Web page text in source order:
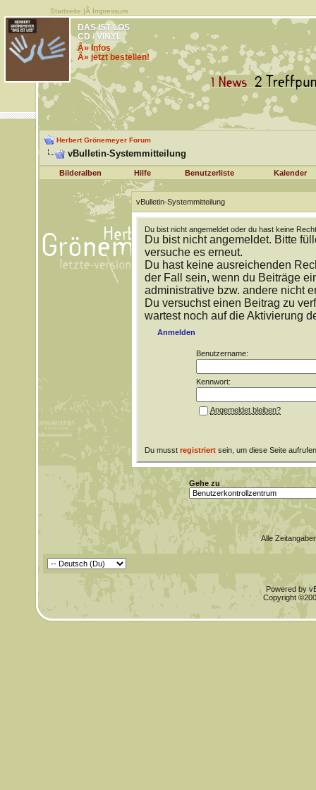
Startseite |Â Impressum
DAS IST LOS
CD / VINYL
Â» Infos
Â» jetzt bestellen!
Herbert Grönemeyer Forum
vBulletin-Systemmitteilung
Bilderalben Hilfe Benutzerliste Kalender
vBulletin-Systemmitteilung
Du bist nicht angemeldet oder du hast keine
Du bist nicht angemeldet. Bitte
versuche es erneut.
Du hast keine ausreichenden
der Fall sein, wenn du Beiträge
administrative bzw. andere nicht
Du versuchst einen Beitrag zu
wartest noch auf die Aktivierung
Anmelden
Benutzername:
Kennwort:
Angemeldet bleiben?
Du musst registriertsein, um diese Seite
Gehe zu
Alle
Powered by
Copyright